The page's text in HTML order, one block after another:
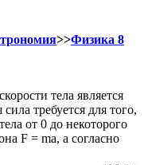
>>Физика 8
тела является
требуется для того,
от 0 до некоторого
F = mа, а согласно